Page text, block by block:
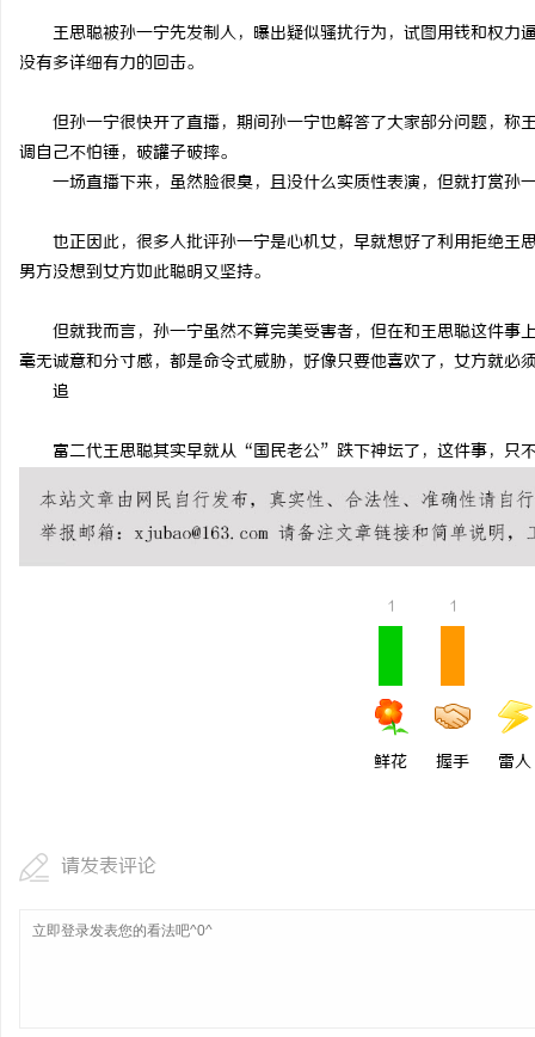
王思聪被孙一宁先发制人，曝出疑似骚扰行为，试图用钱和权力
没有多详细有力的回击。
但孙一宁很快开了直播，期间孙一宁也解答了大家部分问题，称
调自己不怕锤，破罐子破摔。
一场直播下来，虽然脸很臭，且没什么实质性表演，但就打赏孙
也正因此，很多人批评孙一宁是心机女，早就想好了利用拒绝王
男方没想到女方如此聪明又坚持。
但就我而言，孙一宁虽然不算完美受害者，但在和王思聪这件事
毫无诚意和分寸感，都是命令式威胁，好像只要他喜欢了，女方就必
追
富二代王思聪其实早就从“国民老公”跌下神坛了，这件事，只
1
鲜花
1
握手 雷人
请发表评论
（北京）餐饮管理有限